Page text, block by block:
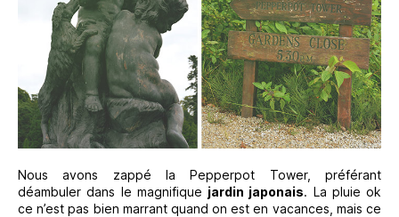
Nous avons zappé la Pepperpot Tower, préférant
déambuler dans le magnifique jardin japonais. La pluie ok
ce n’est pas bien marrant quand on est en vacances, mais ce